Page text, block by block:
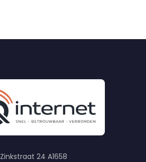
Zinkstraat 24 A1658